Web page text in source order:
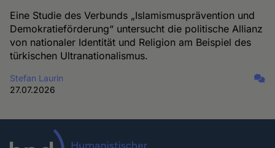
Eine Studie des Verbunds „Islamismusprävention und
Demokratieförderung“ untersucht die politische Allianz
von nationaler Identität und Religion am Beispiel des
türkischen Ultranationalismus.
Stefan Laurin
27.07.2026